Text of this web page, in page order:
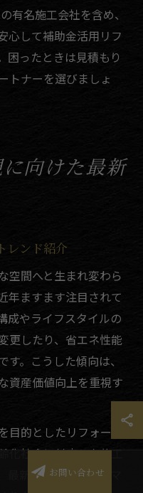
有名施工会社を含め、
心して補助金活用リフ
困ったときは見積もり
トナーを選びましょ
向けた最新
レンド紹介
空間へと生まれ変わら
年ますます注目されて
成やライフスタイルの
更したり、省エネ性能
。こうした傾向は、
資産価値向上を重視す
的としたリフォーム
化社会に対応した施工
最新の住宅設備やスマ
お問い合わせ